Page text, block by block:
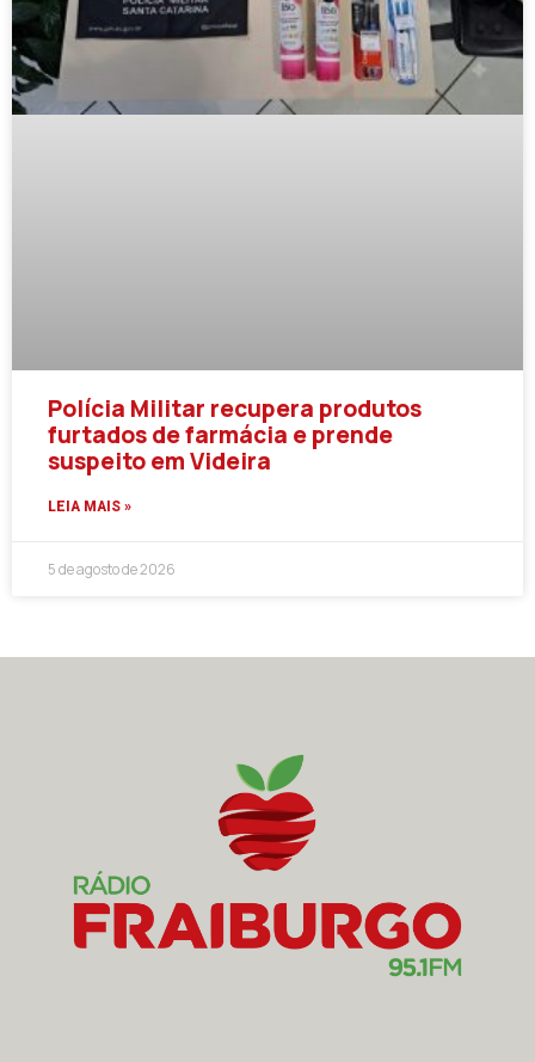
Polícia Militar recupera produtos
furtados de farmácia e prende
suspeito em Videira
LEIA MAIS »
5 de agosto de 2026